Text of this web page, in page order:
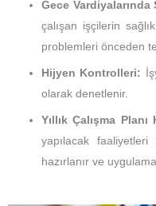
Gece Vardiyalarında
çalışan işçilerin
problemleri önceden
Hijyen Kontrolleri:
olarak denetlenir.
Yıllık Çalışma Planı
yapılacak faaliyetleri
hazırlanır ve